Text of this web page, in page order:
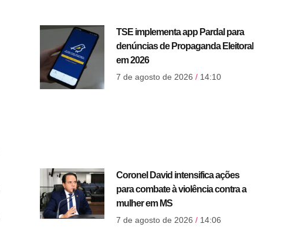
TSE implementa app Pardal para
denúncias de Propaganda Eleitoral
em 2026
7 de agosto de 2026 14:10
Coronel David intensifica ações
para combate à violência contra a
mulher em MS
7 de agosto de 2026 14:06